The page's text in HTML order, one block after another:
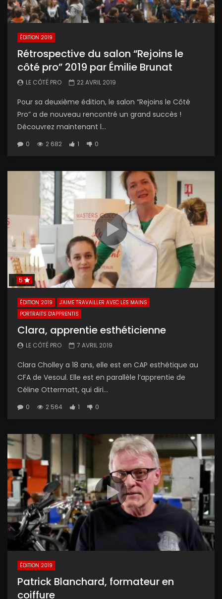
ÉDITION 2019
Rétrospective du salon “Rejoins le
côté pro” 2019 par Émilie Brunat
LE CÔTÉ PRO 22 AVRIL 2019
Pour sa deuxième édition, le salon “Rejoins le Côté
Pro” a de nouveau rencontré un grand succès !
Découvrez maintenant l...
0 2 682 1 0
5
ÉDITION 2019
J'AIME TRAVAILLER AVEC LES MAINS
PORTRAITS D'APPRENTIS
Clara, apprentie esthéticienne
LE CÔTÉ PRO 7 AVRIL 2019
Clara Cholley a 18 ans, elle est en CAP esthétique au
CFA de Vesoul. Elle est en parallèle l’apprentie de
Céline Ottermatt, qui diri...
0 2 564 1 0
ÉDITION 2019
Patrick Blanchard, formateur en
coiffure